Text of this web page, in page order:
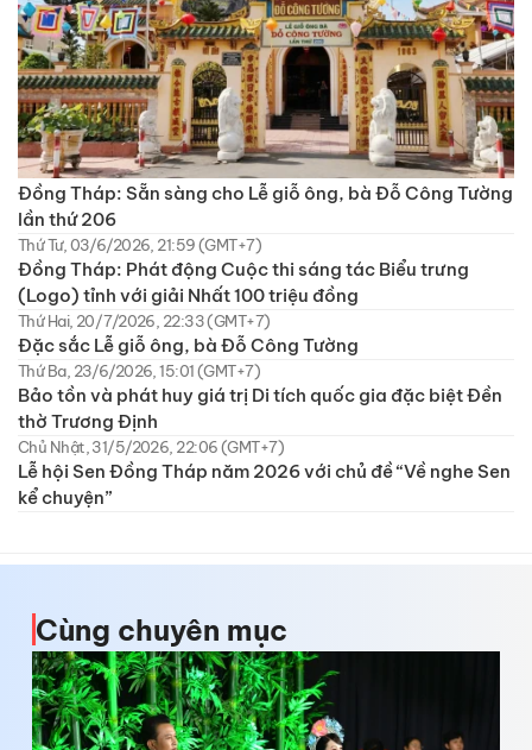
Đồng Tháp: Sẵn sàng cho Lễ giỗ ông, bà Đỗ Công Tường
lần thứ 206
Thứ Tư, 03/6/2026, 21:59 (GMT+7)
Đồng Tháp: Phát động Cuộc thi sáng tác Biểu trưng
(Logo) tỉnh với giải Nhất 100 triệu đồng
Thứ Hai, 20/7/2026, 22:33 (GMT+7)
Đặc sắc Lễ giỗ ông, bà Đỗ Công Tường
Thứ Ba, 23/6/2026, 15:01 (GMT+7)
Bảo tồn và phát huy giá trị Di tích quốc gia đặc biệt Đền
thờ Trương Định
Chủ Nhật, 31/5/2026, 22:06 (GMT+7)
Lễ hội Sen Đồng Tháp năm 2026 với chủ đề “Về nghe Sen
kể chuyện”
Cùng chuyên mục